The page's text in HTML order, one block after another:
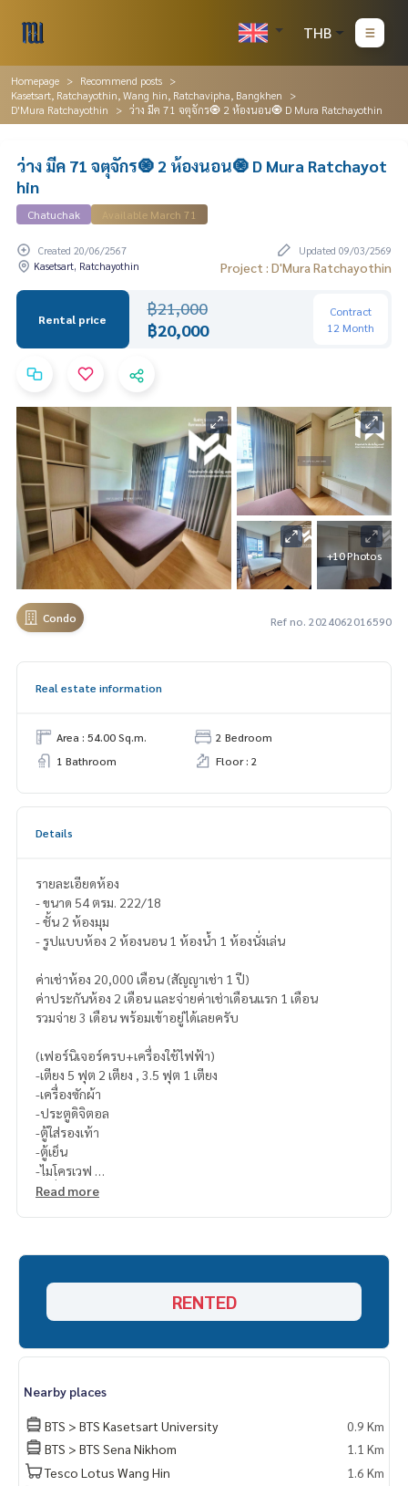
THB
Homepage
Recommend posts
Kasetsart, Ratchayothin, Wang hin, Ratchavipha, Bangkhen
D'Mura Ratchayothin
ว่าง มีค 71 จตุจักร🧿 2 ห้องนอน🧿 D Mura Ratchayothin
ว่าง มีค 71 จตุจักร🧿 2 ห้องนอน🧿 D Mura Ratchayot
hin
Chatuchak Available March 71
Created 20/06/2567
Updated 09/03/2569
Kasetsart, Ratchayothin
Project : D'Mura Ratchayothin
Rental price
฿21,000
฿20,000
Contract
12 Month
+10 Photos
Condo Ref no. 2024062016590
Real estate information
Area : 54.00 Sq.m.
2 Bedroom
1 Bathroom
Floor : 2
Details
รายละเอียดห้อง
- ขนาด 54 ตรม. 222/18
- ชั้น 2 ห้องมุม
- รูปแบบห้อง 2 ห้องนอน 1 ห้องน้ำ 1 ห้องนั่งเล่น
ค่าเช่าห้อง 20,000 เดือน (สัญญาเช่า 1 ปี)
ค่าประกันห้อง 2 เดือน และจ่ายค่าเช่าเดือนแรก 1 เดือน
รวมจ่าย 3 เดือน พร้อมเข้าอยู่ได้เลยครับ
(เฟอร์นิเจอร์ครบ+เครื่องใช้ไฟฟ้า)
-เตียง 5 ฟุต 2 เตียง , 3.5 ฟุต 1 เตียง
-เครื่องซักผ้า
-ประตูดิจิตอล
-ตู้ใส่รองเท้า
-ตู้เย็น
-ไมโครเวฟ
-เครื่องทำน้ำอุ่น
Read more
RENTED
Nearby places
BTS > BTS Kasetsart University
0.9 Km
BTS > BTS Sena Nikhom
1.1 Km
Tesco Lotus Wang Hin
1.6 Km